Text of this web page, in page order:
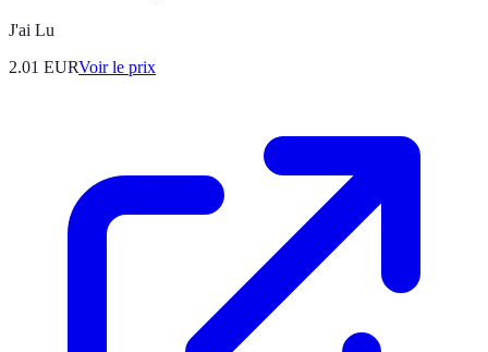
J'ai Lu
2.01 EURVoir le prix